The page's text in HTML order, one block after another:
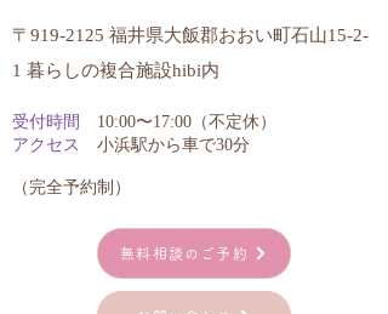
〒919-2125 福井県大飯郡おおい町石山15-2-
1 暮らしの複合施設hibi内
受付時間
10:00〜17:00（不定休）
アクセス
小浜駅から車で30分
無料相談のご予約
​（完全予約制）